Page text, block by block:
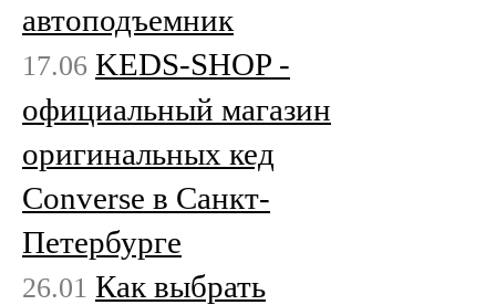
автоподъемник
17.06 KEDS-SHOP -
официальный магазин
оригинальных кед
Converse в Санкт-
Петербурге
26.01 Как выбрать